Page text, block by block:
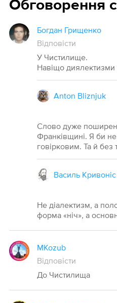
Обговорення
Богдан Грищенко
Відповісти
У Чистилище.
Навіщо диялектизми
Anton Bliznjuk
Слово дуже
Франківщині. Я би
говірковим. Та й без
Василь Кривоніс
Не діалектизм, а
форма «ніч», а
MKozub
Відповісти
До Чистилища